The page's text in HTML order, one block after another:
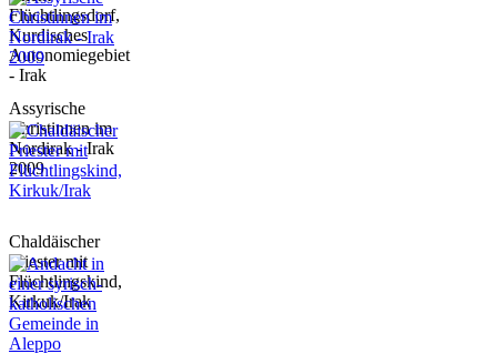
Flüchtlingsdorf,
Kurdisches
Autonomiegebiet
- Irak
Assyrische
Christinnen im
Nordirak - Irak
2009
Chaldäischer
Priester mit
Flüchtlingskind,
Kirkuk/Irak